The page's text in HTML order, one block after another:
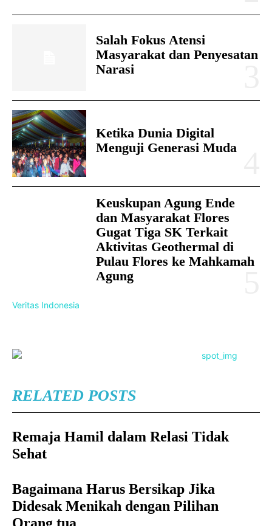
Salah Fokus Atensi
Masyarakat dan Penyesatan
Narasi
Ketika Dunia Digital
Menguji Generasi Muda
Keuskupan Agung Ende
dan Masyarakat Flores
Gugat Tiga SK Terkait
Aktivitas Geothermal di
Pulau Flores ke Mahkamah
Agung
Veritas Indonesia
RELATED POSTS
Remaja Hamil dalam Relasi Tidak
Sehat
Bagaimana Harus Bersikap Jika
Didesak Menikah dengan Pilihan